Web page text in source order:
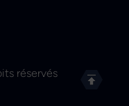
réservés